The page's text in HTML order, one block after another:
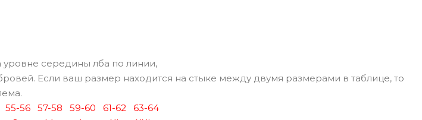
уровне середины лба по линии,
Если ваш размер находится на стыке между двумя размерами в таблице, то
55-56 57-58 59-60 61-62 63-64